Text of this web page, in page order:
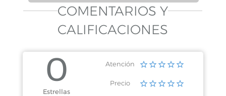
COMENTARIOS Y
CALIFICACIONES
0
Estrellas
Atención
Precio